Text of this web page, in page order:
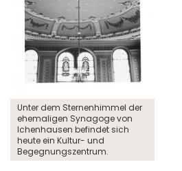
Unter dem Sternenhimmel der
ehemaligen Synagoge von
Ichenhausen befindet sich
heute ein Kultur- und
Begegnungszentrum.